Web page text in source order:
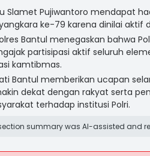
Slamet Pujiwantoro mendapat
ke-79 karena dinilai aktif
Bantul menegaskan bahwa
partisipasi aktif seluruh
kamtibmas.
Bantul memberikan ucapan
dekat dengan rakyat serta
terhadap institusi Polri.
summary was AI-assisted and